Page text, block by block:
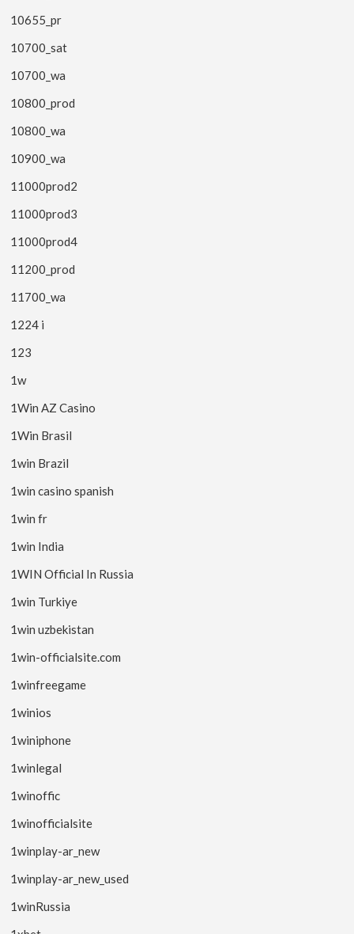
10655_pr
10700_sat
10700_wa
10800_prod
10800_wa
10900_wa
11000prod2
11000prod3
11000prod4
11200_prod
11700_wa
1224 i
123
1w
1Win AZ Casino
1Win Brasil
1win Brazil
1win casino spanish
1win fr
1win India
1WIN Official In Russia
1win Turkiye
1win uzbekistan
1win-officialsite.com
1winfreegame
1winios
1winiphone
1winlegal
1winoffic
1winofficialsite
1winplay-ar_new
1winplay-ar_new_used
1winRussia